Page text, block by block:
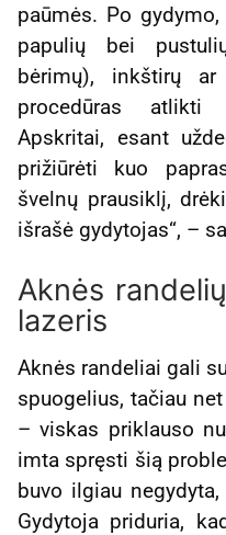
paūmės. Po
papulių bei
bėrimų), inkštirų
procedūras atlikti
Apskritai, esant
prižiūrėti kuo
švelnų prausiklį,
išrašė gydytojas“, –
Aknės
lazeris
Aknės randeliai gali
spuogelius, tačiau
– viskas priklauso
imta spręsti šią
buvo ilgiau
Gydytoja priduria,